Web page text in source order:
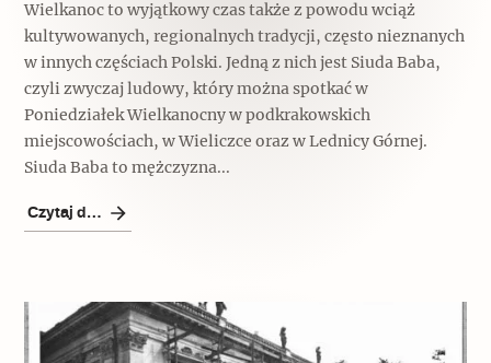
Wielkanoc to wyjątkowy czas także z powodu wciąż
kultywowanych, regionalnych tradycji, często nieznanych
w innych częściach Polski. Jedną z nich jest Siuda Baba,
czyli zwyczaj ludowy, który można spotkać w
Poniedziałek Wielkanocny w podkrakowskich
miejscowościach, w Wieliczce oraz w Lednicy Górnej.
Siuda Baba to mężczyzna...
Czytaj dalej